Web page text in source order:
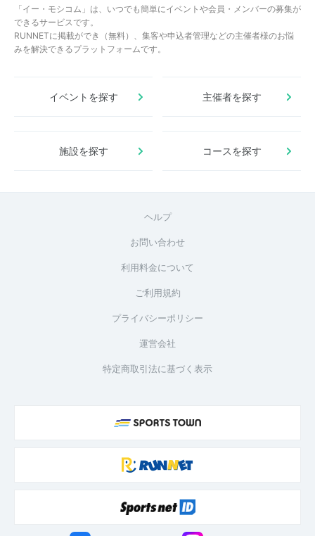
「イー・モシコム」は、いつでも簡単にイベントや会員・メンバーの募集が
できるサービスです。
RUNNETに掲載ができ（無料）、集客や申込者管理などの主催者様のお悩
みを解決できるプラットフォームです。
イベントを探す 主催者を探す
施設を探す コースを探す
ヘルプ
お問い合わせ
利用料金について
ご利用規約
プライバシーポリシー
運営会社
特定商取引法に基づく表示